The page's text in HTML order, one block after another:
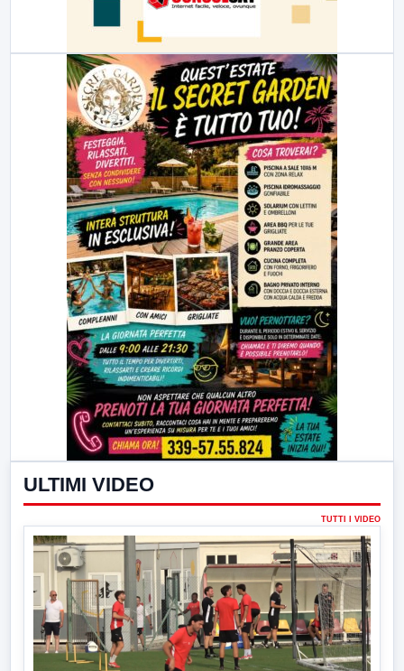
ULTIMI VIDEO
TUTTI I VIDEO